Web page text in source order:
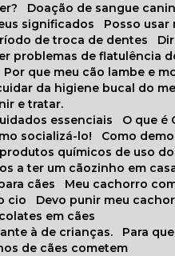
Doação de sangue
significados
Posso
de troca de dentes
problemas de flatulência
Por que meu cão lambe e
da higiene bucal do
e tratar.
essenciais
O que
socializá-lo!
Como
químicos de uso
a ter um cãozinho em
cães
Meu cachorro
cio
Devo punir meu
em cães
à de crianças.
Para
de cães cometem